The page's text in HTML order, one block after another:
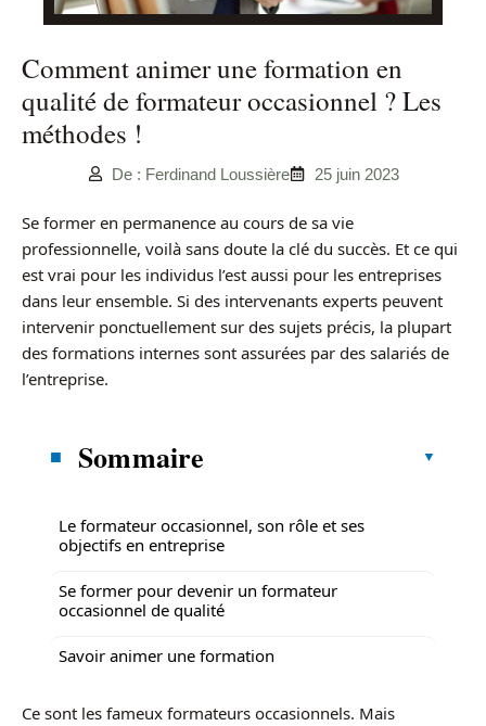
Comment animer une formation en
qualité de formateur occasionnel ? Les
méthodes !
De : Ferdinand Loussière 25 juin 2023
Se former en permanence au cours de sa vie
professionnelle, voilà sans doute la clé du succès. Et ce qui
est vrai pour les individus l’est aussi pour les entreprises
dans leur ensemble. Si des intervenants experts peuvent
intervenir ponctuellement sur des sujets précis, la plupart
des formations internes sont assurées par des salariés de
l’entreprise.
Sommaire
Le formateur occasionnel, son rôle et ses
objectifs en entreprise
Se former pour devenir un formateur
occasionnel de qualité
Savoir animer une formation
Ce sont les fameux formateurs occasionnels. Mais